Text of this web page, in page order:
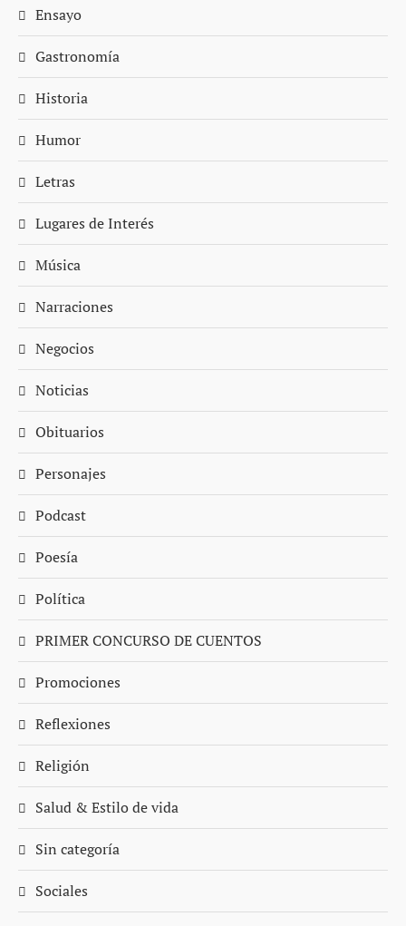
Ensayo
Gastronomía
Historia
Humor
Letras
Lugares de Interés
Música
Narraciones
Negocios
Noticias
Obituarios
Personajes
Podcast
Poesía
Política
PRIMER CONCURSO DE CUENTOS
Promociones
Reflexiones
Religión
Salud & Estilo de vida
Sin categoría
Sociales